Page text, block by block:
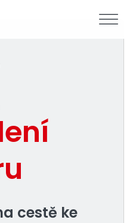
cestě ke